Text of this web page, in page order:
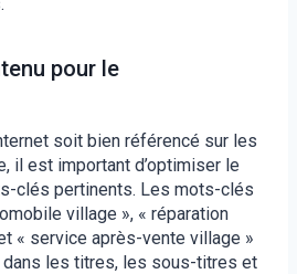
pour le
soit bien référencé sur les
il est important d’optimiser le
clés pertinents. Les mots-clés
village », « réparation
« service après-vente village »
les titres, les sous-titres et